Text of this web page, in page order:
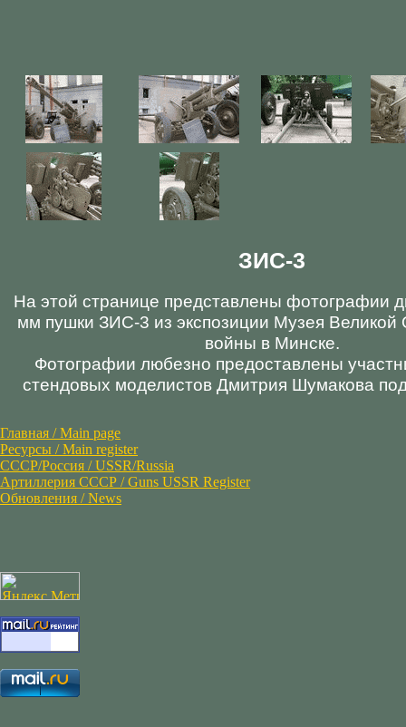
ЗИС-3
На этой странице представлены фотографии
мм пушки ЗИС-3 из экспозиции Музея Великой
войны в Минске.
Фотографии любезно предоставлены
стендовых моделистов Дмитрия Шумакова
Главная / Main page
Ресурсы / Main register
СССР/Россия / USSR/Russia
Артиллерия СССР / Guns USSR Register
Обновления / News